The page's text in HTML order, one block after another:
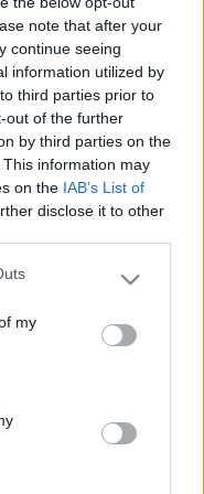
note that after your
continue seeing
information utilized by
third parties prior to
out of the further
by third parties on the
This information may
on the IAB’s List of
disclose it to other
one or more Google
You may click to
in below Google
my
qualche consiglio?
nel pomeriggio, presso il
l'attenzione Alfredo
2005 ho avuto
solo 500 euro di
ciao mara
al Camping